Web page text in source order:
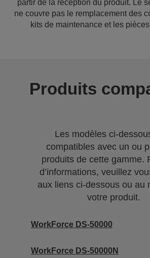
partir de la réception du produit. Le
ne couvre pas le remplacement des
kits de maintenance et les
Produits
Les modèles ci-
compatibles avec un ou
produits de cette gamme.
d’informations, veuillez
aux liens ci-dessous ou au
votre produit.
WorkForce DS-50000
WorkForce DS-50000N